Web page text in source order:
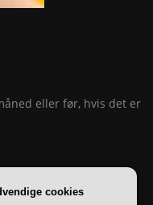
eller før, hvis det er
cookies